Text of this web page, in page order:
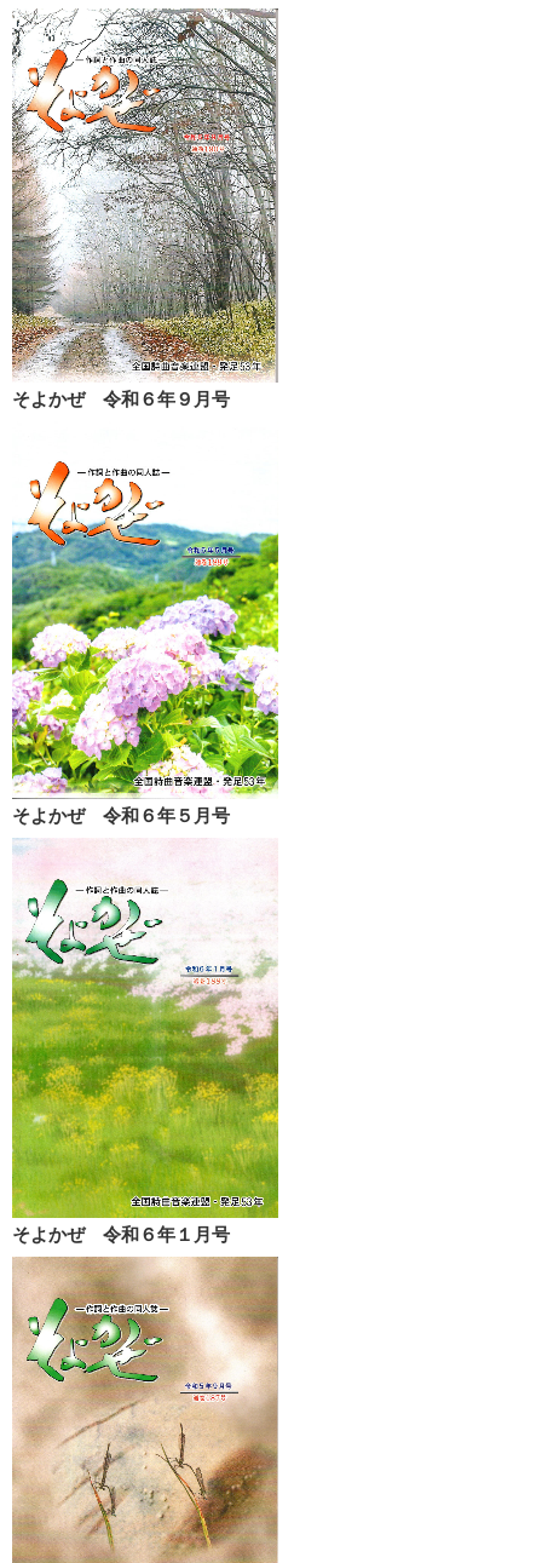
そよかぜ 令和６年９月号
そよかぜ 令和６年５月号
そよかぜ 令和６年１月号